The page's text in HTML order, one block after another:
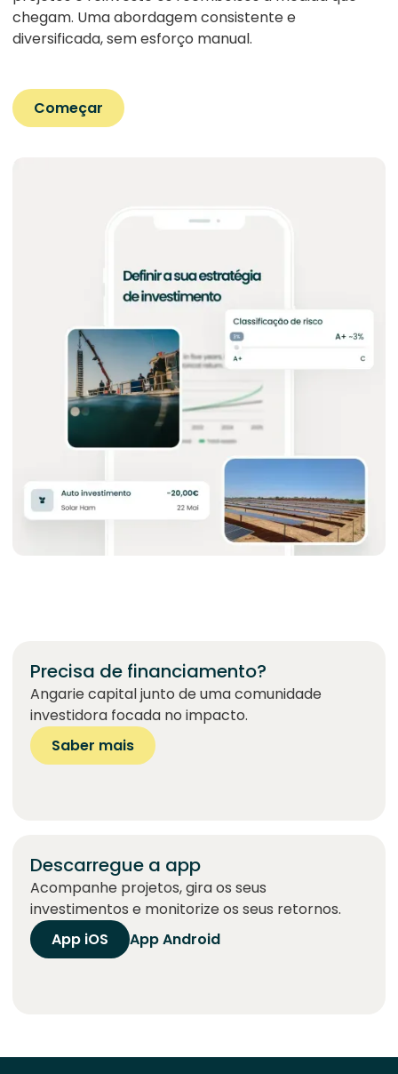
chegam. Uma abordagem consistente e
diversificada, sem esforço manual.
Começar
Precisa de financiamento?
Angarie capital junto de uma comunidade
investidora focada no impacto.
Saber mais
Descarregue a app
Acompanhe projetos, gira os seus
investimentos e monitorize os seus retornos.
App iOS
App Android